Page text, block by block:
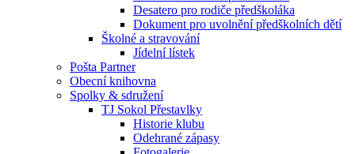
Desatero pro rodiče předškoláka
Dokument pro uvolnění předškolních dětí
Školné a stravování
Jídelní lístek
Pošta Partner
Obecní knihovna
Spolky & sdružení
TJ Sokol Přestavlky
Historie klubu
Odehrané zápasy